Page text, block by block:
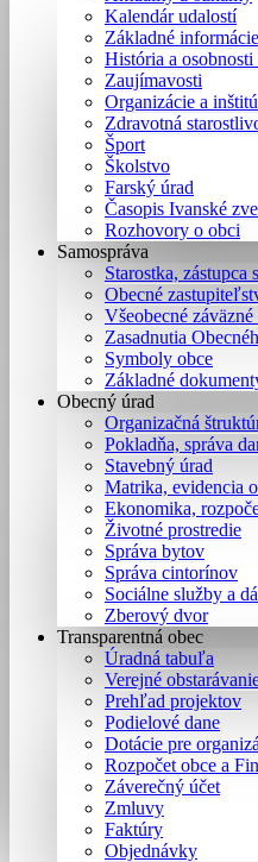
Kalendár udalostí
Základné informácie
História a osobnosti
Zaujímavosti
Organizácie a
Zdravotná
Šport
Školstvo
Farský úrad
Časopis Ivanské
Rozhovory o obci
Samospráva
Starostka,
Obecné
Všeobecné záväzné
Zasadnutia
Symboly obce
Základné
Obecný úrad
Organizačná
Pokladňa, správa
Stavebný úrad
Matrika, evidencia
Ekonomika,
Životné prostredie
Správa bytov
Správa cintorínov
Sociálne služby a
Zberový dvor
Transparentná obec
Úradná tabuľa
Verejné
Prehľad projektov
Podielové dane
Dotácie pre
Rozpočet obce a
Záverečný účet
Zmluvy
Faktúry
Objednávky